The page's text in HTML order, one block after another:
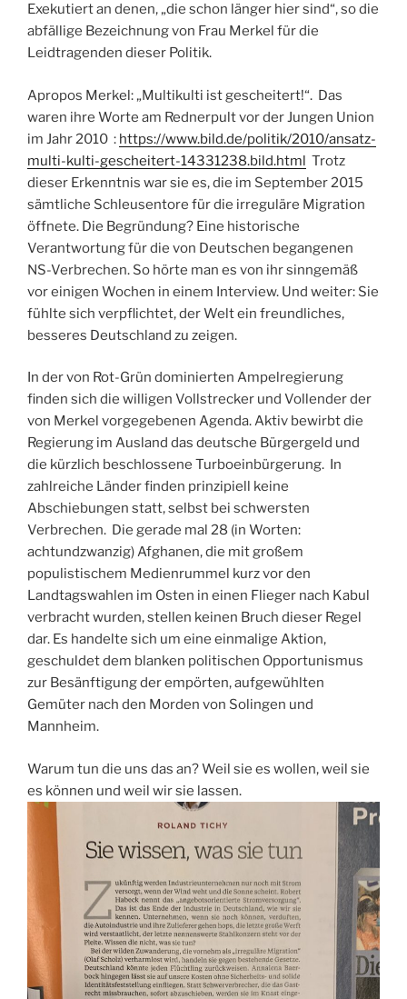
Exekutiert an denen, „die schon länger hier sind“, so die
abfällige Bezeichnung von Frau Merkel für die
Leidtragenden dieser Politik.
Apropos Merkel: „Multikulti ist gescheitert!“. Das
waren ihre Worte am Rednerpult vor der Jungen Union
im Jahr 2010 : https://www.bild.de/politik/2010/ansatz-
multi-kulti-gescheitert-14331238.bild.html Trotz
dieser Erkenntnis war sie es, die im September 2015
sämtliche Schleusentore für die irreguläre Migration
öffnete. Die Begründung? Eine historische
Verantwortung für die von Deutschen begangenen
NS-Verbrechen. So hörte man es von ihr sinngemäß
vor einigen Wochen in einem Interview. Und weiter: Sie
fühlte sich verpflichtet, der Welt ein freundliches,
besseres Deutschland zu zeigen.
In der von Rot-Grün dominierten Ampelregierung
finden sich die willigen Vollstrecker und Vollender der
von Merkel vorgegebenen Agenda. Aktiv bewirbt die
Regierung im Ausland das deutsche Bürgergeld und
die kürzlich beschlossene Turboeinbürgerung. In
zahlreiche Länder finden prinzipiell keine
Abschiebungen statt, selbst bei schwersten
Verbrechen. Die gerade mal 28 (in Worten:
achtundzwanzig) Afghanen, die mit großem
populistischem Medienrummel kurz vor den
Landtagswahlen im Osten in einen Flieger nach Kabul
verbracht wurden, stellen keinen Bruch dieser Regel
dar. Es handelte sich um eine einmalige Aktion,
geschuldet dem blanken politischen Opportunismus
zur Besänftigung der empörten, aufgewühlten
Gemüter nach den Morden von Solingen und
Mannheim.
Warum tun die uns das an? Weil sie es wollen, weil sie
es können und weil wir sie lassen.